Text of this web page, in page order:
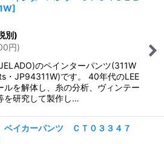
]
別)
円)
のペインターパンツ(311W
・JP94311W)です。 40年代のLEE
ルを解体し、糸の分析、ヴィンテー
を研究して製作し…
イカーパンツ ＣＴ０３３４７